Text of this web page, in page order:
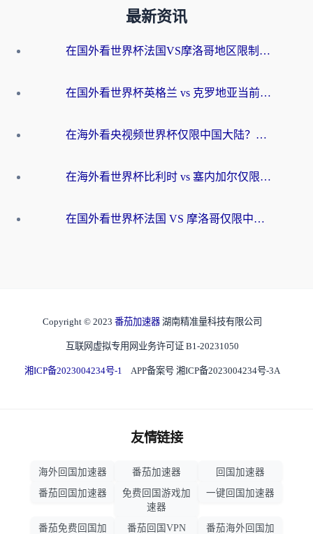
最新资讯
在国外看世界杯法国VS摩洛哥地区限制？这篇指南让你流畅看中文解说无压力
在国外看世界杯英格兰 vs 克罗地亚当前地区不可播放？这篇指南帮你搞定所有海外观赛难题
在海外看央视频世界杯仅限中国大陆？这篇指南帮你解锁中文解说+无卡顿直播
在海外看世界杯比利时 vs 塞内加尔仅限中国大陆？我找到了最流畅的中文解说之路
在国外看世界杯法国 VS 摩洛哥仅限中国大陆？海外党这样看中文解说赛事不卡顿
Copyright © 2023 番茄加速器 湖南精准量科技有限公司
互联网虚拟专用网业务许可证 B1-20231050
湘ICP备2023004234号-1 APP备案号 湘ICP备2023004234号-3A
友情链接
海外回国加速器 番茄加速器
回国加速器
番茄回国加速器
免费回国游戏加
速器
一键回国加速器
番茄免费回国加 番茄回国VPN 番茄海外回国加